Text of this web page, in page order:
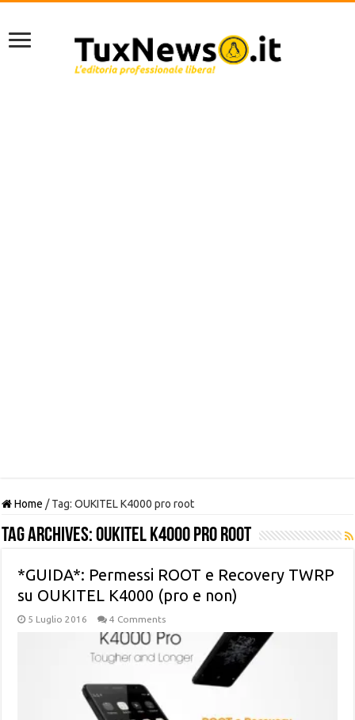
Home / Tag:OUKITEL K4000 pro root
Tag Archives:OUKITEL K4000 pro root
*GUIDA*: Permessi ROOT e Recovery TWRP
su OUKITEL K4000 (pro e non)
5 Luglio 2016 4 Comments